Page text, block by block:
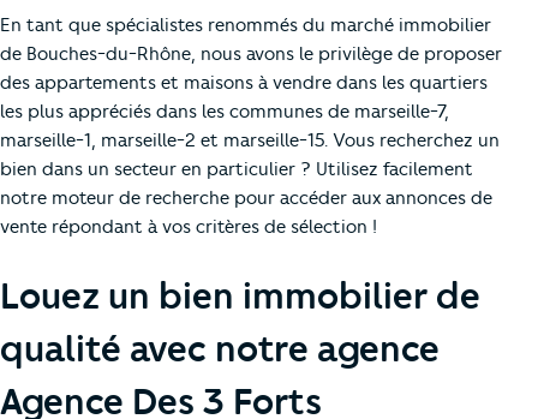
En tant que spécialistes renommés du marché immobilier
de Bouches-du-Rhône, nous avons le privilège de proposer
des appartements et maisons à vendre dans les quartiers
les plus appréciés dans les communes de marseille-7,
marseille-1, marseille-2 et marseille-15. Vous recherchez un
bien dans un secteur en particulier ? Utilisez facilement
notre moteur de recherche pour accéder aux annonces de
vente répondant à vos critères de sélection !
Louez un bien immobilier de
qualité avec notre agence
Agence Des 3 Forts